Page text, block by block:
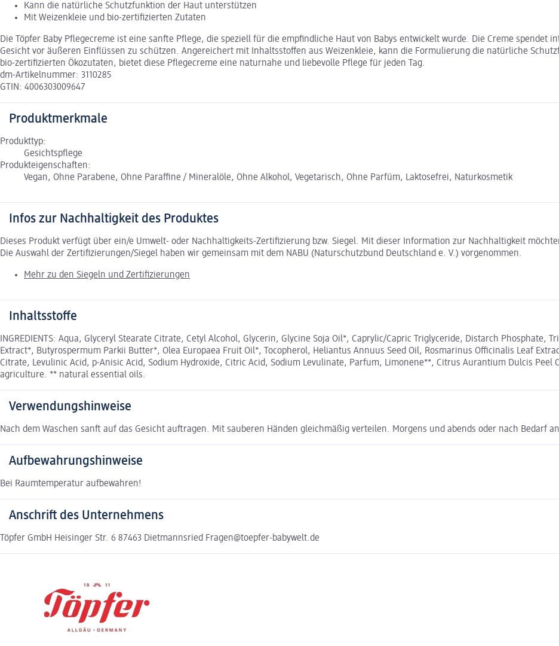
Kann die natürliche Schutzfunktion der Haut unterstützen
Mit Weizenkleie und bio-zertifizierten Zutaten
Die Töpfer Baby Pflegecreme ist eine sanfte Pflege, die speziell für die empfindliche Haut von Babys entwickelt wurde. Die Creme spendet
Gesicht vor äußeren Einflüssen zu schützen. Angereichert mit Inhaltsstoffen aus Weizenkleie, kann die Formulierung die natürliche
bio-zertifizierten Ökozutaten, bietet diese Pflegecreme eine naturnahe und liebevolle Pflege für jeden Tag.
dm-Artikelnummer: 3110285
GTIN: 4006303009647
Produktmerkmale
Produkttyp:
Gesichtspflege
Produkteigenschaften:
Vegan, Ohne Parabene, Ohne Paraffine / Mineralöle, Ohne Alkohol, Vegetarisch, Ohne Parfüm, Laktosefrei, Naturkosmetik
Infos zur Nachhaltigkeit des Produktes
Dieses Produkt verfügt über ein/e Umwelt- oder Nachhaltigkeits-Zertifizierung bzw. Siegel. Mit dieser Information zur Nachhaltigkeit
Die Auswahl der Zertifizierungen/Siegel haben wir gemeinsam mit dem NABU (Naturschutzbund Deutschland e. V.) vorgenommen.
Mehr zu den Siegeln und Zertifizierungen
Inhaltsstoffe
INGREDIENTS: Aqua, Glyceryl Stearate Citrate, Cetyl Alcohol, Glycerin, Glycine Soja Oil*, Caprylic/Capric Triglyceride, Distarch Phosphate,
Extract*, Butyrospermum Parkii Butter*, Olea Europaea Fruit Oil*, Tocopherol, Heliantus Annuus Seed Oil, Rosmarinus Officinalis Leaf
Citrate, Levulinic Acid, p-Anisic Acid, Sodium Hydroxide, Citric Acid, Sodium Levulinate, Parfum, Limonene**, Citrus Aurantium Dulcis
agriculture. ** natural essential oils.
Verwendungshinweise
Nach dem Waschen sanft auf das Gesicht auftragen. Mit sauberen Händen gleichmäßig verteilen. Morgens und abends oder nach Bedarf
Aufbewahrungshinweise
Bei Raumtemperatur aufbewahren!
Anschrift des Unternehmens
Töpfer GmbH Heisinger Str. 6 87463 Dietmannsried Fragen@toepfer-babywelt.de